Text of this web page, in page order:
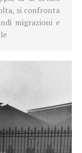
si confronta
migrazioni e